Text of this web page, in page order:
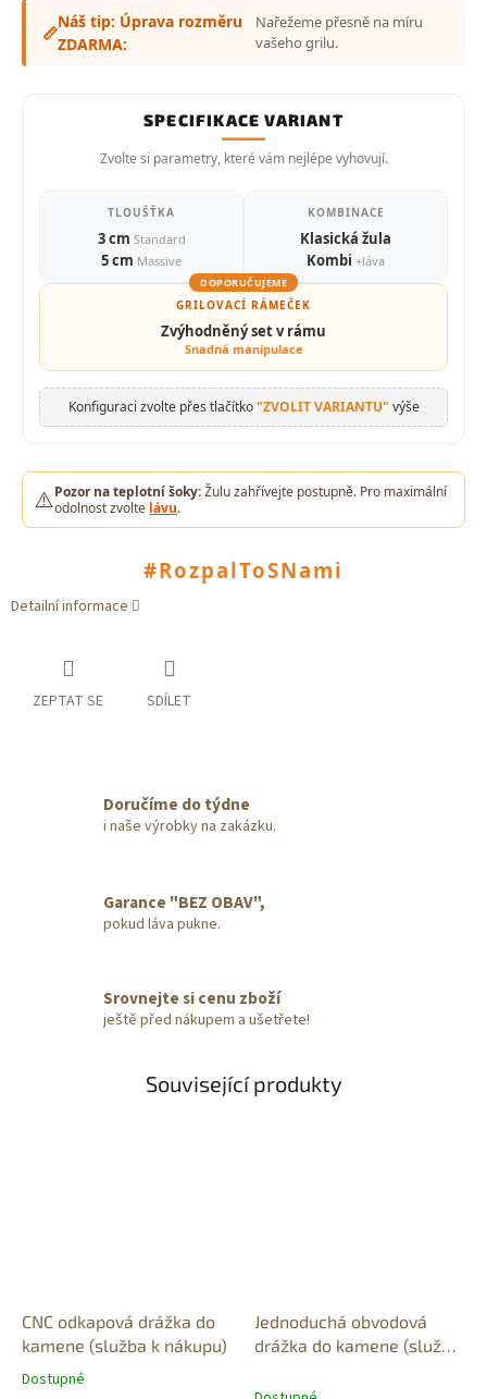
📏
Náš tip: Úprava rozměru
ZDARMA:
Nařežeme přesně na míru
vašeho grilu.
SPECIFIKACE VARIANT
Zvolte si parametry, které vám nejlépe vyhovují.
TLOUŠŤKA
3 cm Standard
5 cm Massive
KOMBINACE
Klasická žula
Kombi +láva
DOPORUČUJEME
GRILOVACÍ RÁMEČEK
Zvýhodněný set v rámu
Snadná manipulace
Konfiguraci zvolte přes tlačítko"ZVOLIT VARIANTU" výše
⚠️Pozor na teplotní šoky:Žulu zahřívejte postupně. Pro maximální
odolnost zvolte lávu.
#RozpalToSNami
Detailní informace
ZEPTAT SE SDÍLET
Doručíme do týdne
i naše výrobky na zakázku.
Garance "BEZ OBAV",
pokud láva pukne.
Srovnejte si cenu zboží
ještě před nákupem a ušetřete!
Související produkty
CNC odkapová drážka do
kamene (služba k nákupu)
Průměrné
Dostupné
Jednoduchá obvodová
drážka do kamene (služba